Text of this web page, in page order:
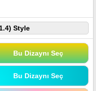
Style
Bu Dizaynı Seç
Bu Dizaynı Seç